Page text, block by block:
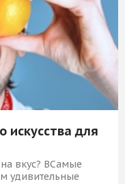
искусства для
вкус? ВСамые
удивительные